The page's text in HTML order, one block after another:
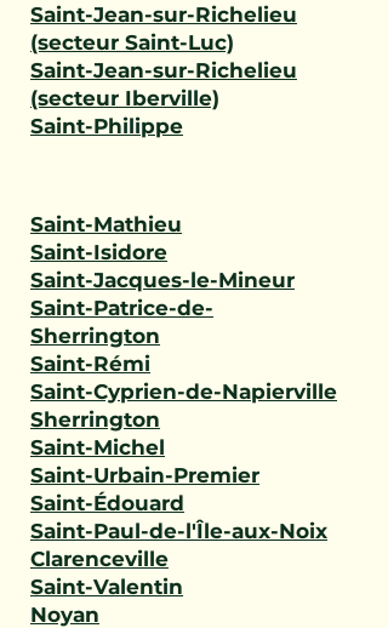
Saint-Jean-sur-Richelieu
(secteur Saint-Luc)
Saint-Jean-sur-Richelieu
(secteur Iberville)
Saint-Philippe
Saint-Mathieu
Saint-Isidore
Saint-Jacques-le-Mineur
Saint-Patrice-de-
Sherrington
Saint-Rémi
Saint-Cyprien-de-Napierville
Sherrington
Saint-Michel
Saint-Urbain-Premier
Saint-Édouard
Saint-Paul-de-l'Île-aux-Noix
Clarenceville
Saint-Valentin
Noyan